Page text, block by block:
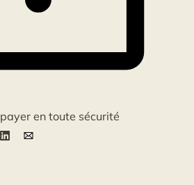
payer en toute sécurité